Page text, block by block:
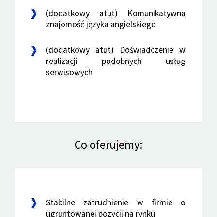
(dodatkowy atut) Komunikatywna
znajomość języka angielskiego
(dodatkowy atut) Doświadczenie w
realizacji podobnych usług
serwisowych
Co oferujemy:
Stabilne zatrudnienie w firmie o
ugruntowanej pozycji na rynku